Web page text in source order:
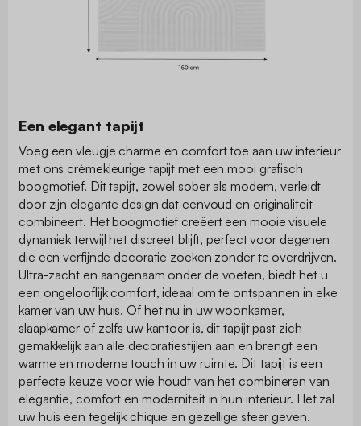
Een elegant tapijt
Voeg een vleugje charme en comfort toe aan uw interieur
met ons crèmekleurige tapijt met een mooi grafisch
boogmotief. Dit tapijt, zowel sober als modern, verleidt
door zijn elegante design dat eenvoud en originaliteit
combineert. Het boogmotief creëert een mooie visuele
dynamiek terwijl het discreet blijft, perfect voor degenen
die een verfijnde decoratie zoeken zonder te overdrijven.
Ultra-zacht en aangenaam onder de voeten, biedt het u
een ongelooflijk comfort, ideaal om te ontspannen in elke
kamer van uw huis. Of het nu in uw woonkamer,
slaapkamer of zelfs uw kantoor is, dit tapijt past zich
gemakkelijk aan alle decoratiestijlen aan en brengt een
warme en moderne touch in uw ruimte. Dit tapijt is een
perfecte keuze voor wie houdt van het combineren van
elegantie, comfort en moderniteit in hun interieur. Het zal
uw huis een tegelijk chique en gezellige sfeer geven.